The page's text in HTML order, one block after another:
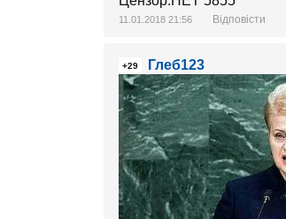
11.01.2018 21:56 Відповісти
+29 Глеб123